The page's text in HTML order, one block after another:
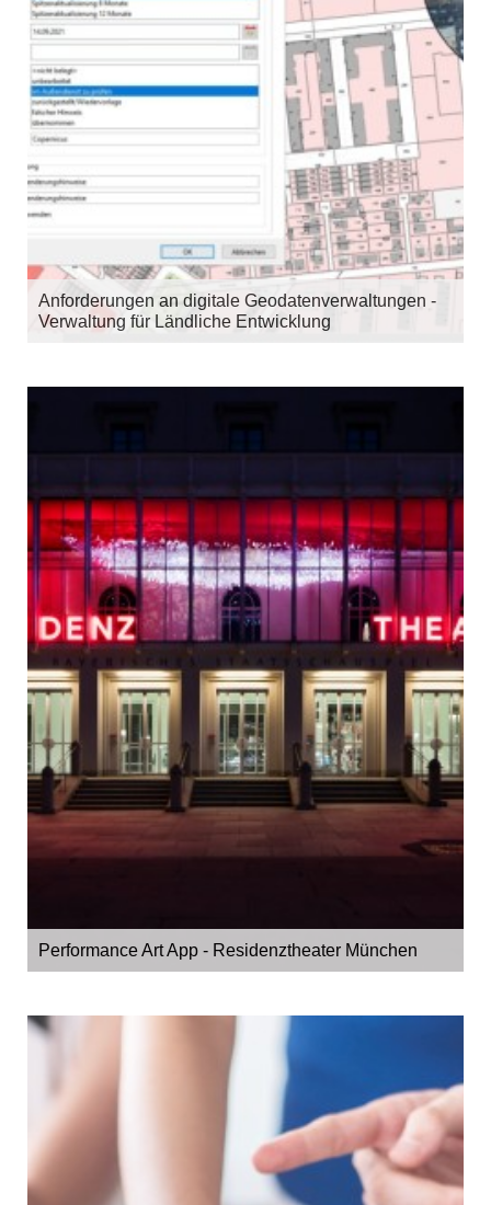
Anforderungen an digitale Geodatenverwaltungen -
Verwaltung für Ländliche Entwicklung
Performance Art App - Residenztheater München